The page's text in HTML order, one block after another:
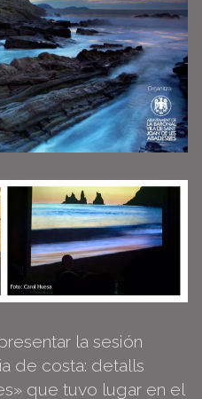
la sesión
de costa: detalls
que tuvo lugar en el